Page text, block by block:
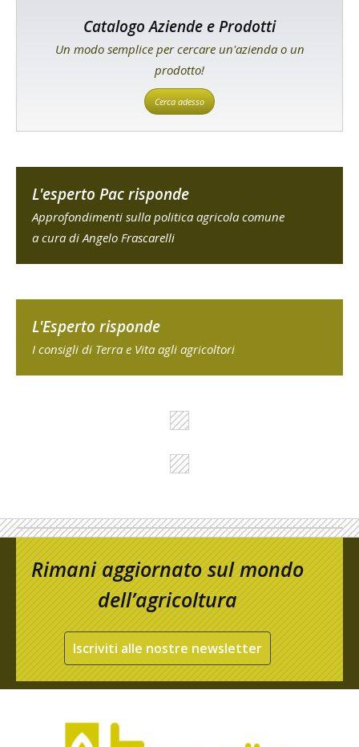
Catalogo Aziende e Prodotti
Un modo semplice per cercare un'azienda o un
prodotto!
Cerca adesso
L'esperto Pac risponde
Approfondimenti sulla politica agricola comune
a cura di Angelo Frascarelli
L'Esperto risponde
I consigli di Terra e Vita agli agricoltori
Rimani aggiornato sul mondo
dell’agricoltura
Iscriviti alle nostre newsletter